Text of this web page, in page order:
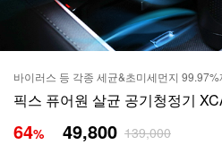
바이러스 등 각종 세균&초미세먼지 99.97%
픽스 퓨어원 살균 공기청정기
64% 49,800 139,000